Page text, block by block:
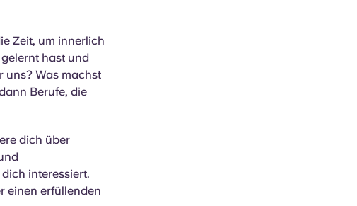
Zeit, um innerlich
hast und
uns? Was machst
Berufe, die
dich über
interessiert.
einen erfüllenden